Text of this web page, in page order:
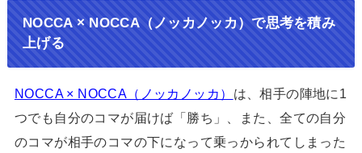
NOCCA × NOCCA（ノッカノッカ）で思考を積み
上げる
NOCCA × NOCCA（ノッカノッカ） は、相手の陣地に1
つでも自分のコマが届けば「勝ち」、また、全ての自分
のコマが相手のコマの下になって乗っかられてしまった